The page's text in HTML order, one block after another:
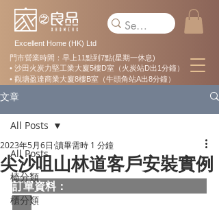
Excellent Home (HK) Ltd
門市營業時間：早上11點到7點(星期一休息)
• 沙田火炭力堅工業大廈5樓D室（火炭站D出1分鐘）
• 觀塘盈達商業大廈8樓B室（牛頭角站A出8分鐘）
文章
All Posts
椅分類
櫃分類
All Posts
尖沙咀山林道客戶安裝實例
2023年5月6日 讀畢需時 1 分鐘
訂單資料：